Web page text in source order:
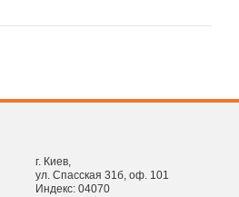
г. Киев,
ул. Спасская 31б, оф. 101
Индекс: 04070